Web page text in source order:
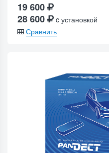
19 600
28 600
c установкой
Сравнить